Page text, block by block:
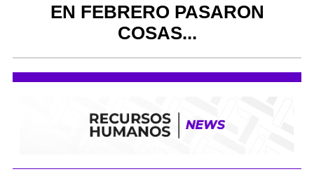
EN FEBRERO PASARON
COSAS...